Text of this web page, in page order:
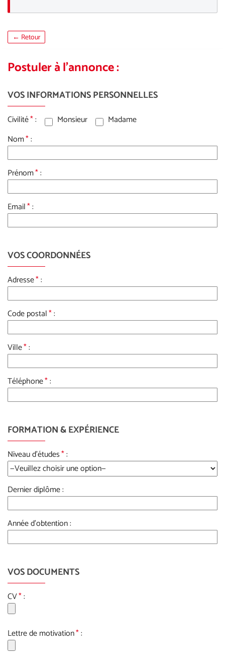
← Retour
Postuler à l'annonce :
VOS INFORMATIONS PERSONNELLES
Civilité*: Monsieur
Madame
Nom*:
Prénom*:
Email*:
VOS COORDONNÉES
Adresse*:
Code postal*:
Ville*:
Téléphone*:
FORMATION & EXPÉRIENCE
Niveau d'études*:
Dernier diplôme :
Année d'obtention :
VOS DOCUMENTS
CV*:
Lettre de motivation*: